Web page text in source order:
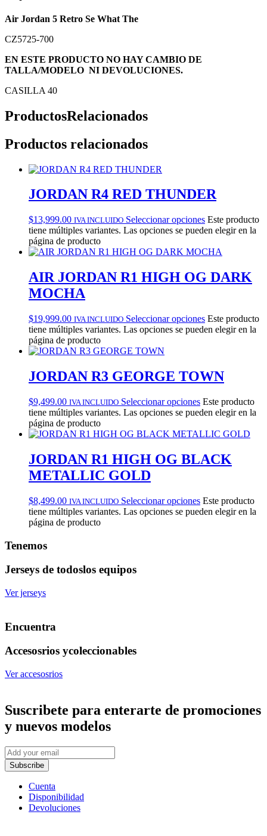
Air Jordan 5 Retro Se What The
CZ5725-700
EN ESTE PRODUCTO NO HAY CAMBIO DE
TALLA/MODELO NI DEVOLUCIONES.
CASILLA 40
ProductosRelacionados
Productos relacionados
JORDAN R4 RED THUNDER
$13,999.00 IVA INCLUIDO Seleccionar opciones Este producto
tiene múltiples variantes. Las opciones se pueden elegir en la
página de producto
AIR JORDAN R1 HIGH OG DARK
MOCHA
$19,999.00 IVA INCLUIDO Seleccionar opciones Este producto
tiene múltiples variantes. Las opciones se pueden elegir en la
página de producto
JORDAN R3 GEORGE TOWN
$9,499.00 IVA INCLUIDO Seleccionar opciones Este producto
tiene múltiples variantes. Las opciones se pueden elegir en la
página de producto
JORDAN R1 HIGH OG BLACK
METALLIC GOLD
$8,499.00 IVA INCLUIDO Seleccionar opciones Este producto
tiene múltiples variantes. Las opciones se pueden elegir en la
página de producto
Tenemos
Jerseys de todoslos equipos
Ver jerseys
Encuentra
Accesosrios ycoleccionables
Ver accesosrios
Suscribete para enterarte de promociones
y nuevos modelos
Subscribe
Cuenta
Disponibilidad
Devoluciones